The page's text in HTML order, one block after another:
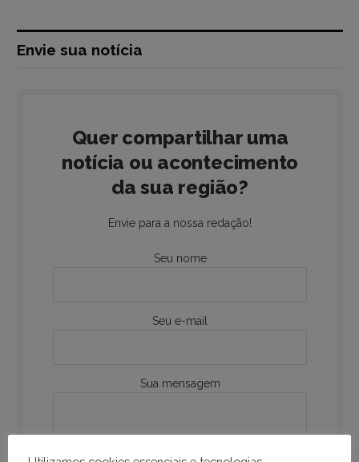
Envie sua notícia
Quer compartilhar uma
notícia ou acontecimento
da sua região?
Envie para a nossa redação!
Seu nome
Seu e-mail
Sua mensagem